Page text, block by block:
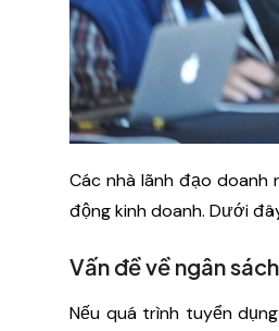
Các nhà lãnh đạo
động kinh doanh. Dưới
Vấn đề về ngân sách
Nếu quá trình tuyển